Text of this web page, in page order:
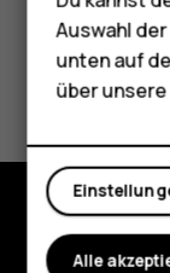
Tablets
Shop
Mein Konto
Did you
Ja Nein
Shop
Auswahl
unten auf
über unsere
Alle